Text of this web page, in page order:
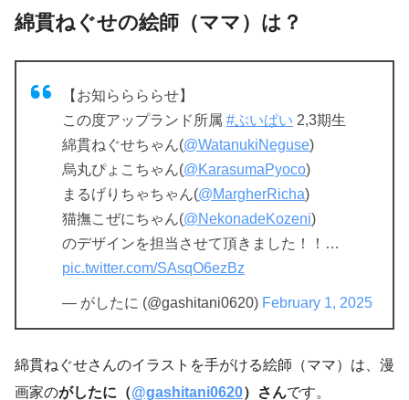
綿貫ねぐせの絵師（ママ）は？
【お知ららららせ】
この度アップランド所属 #ぶいぱい 2,3期生
綿貫ねぐせちゃん(@WatanukiNeguse)
烏丸ぴょこちゃん(@KarasumaPyoco)
まるげりちゃちゃん(@MargherRicha)
猫撫こぜにちゃん(@NekonadeKozeni)
のデザインを担当させて頂きました！！…
pic.twitter.com/SAsqO6ezBz
— がしたに (@gashitani0620) February 1, 2025
綿貫ねぐせさんのイラストを手がける絵師（ママ）は、漫
画家のがしたに（@gashitani0620）さんです。